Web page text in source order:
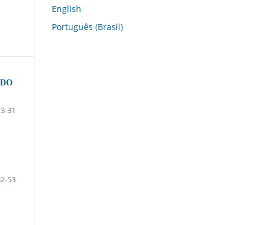
31
53
English
Português (Brasil)